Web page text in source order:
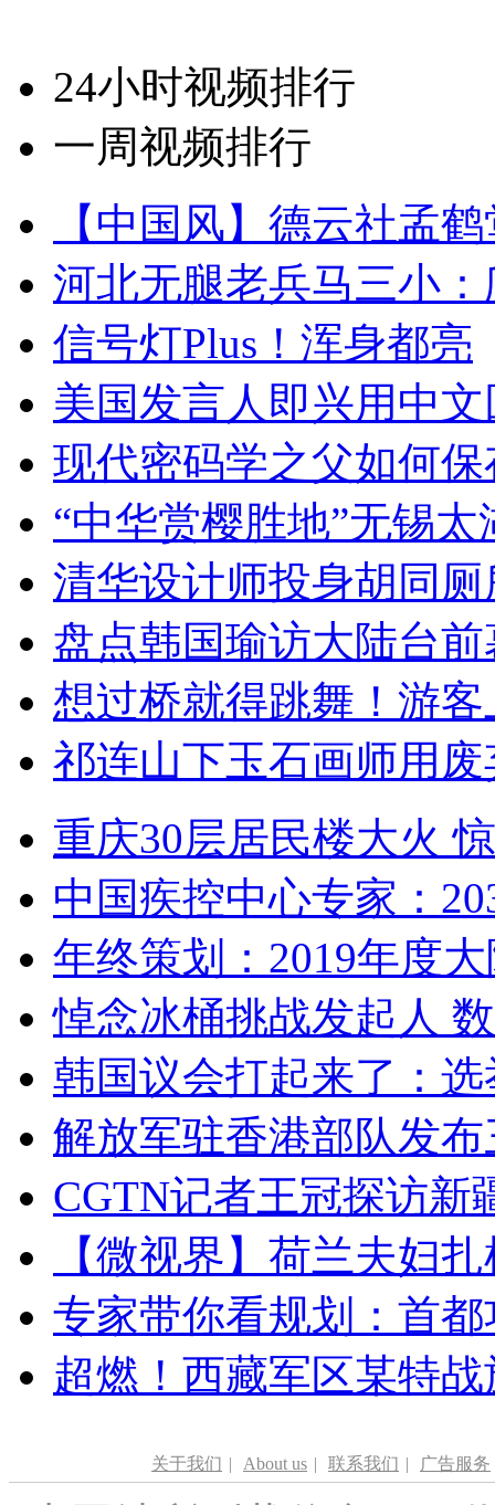
24小时视频排行
一周视频排行
【中国风】德云社孟
河北无腿老兵马三小
信号灯Plus！浑身都亮
美国发言人即兴用中
现代密码学之父如何
“中华赏樱胜地”无锡
清华设计师投身胡同
盘点韩国瑜访大陆台
想过桥就得跳舞！游客
祁连山下玉石画师用
重庆30层居民楼大火
中国疾控中心专家：
年终策划：2019年度
悼念冰桶挑战发起人
韩国议会打起来了：
解放军驻香港部队发
CGTN记者王冠探访新
【微视界】荷兰夫妇
专家带你看规划：首
超燃！西藏军区某特
关于我们 | About us | 联系我们 | 广告服务